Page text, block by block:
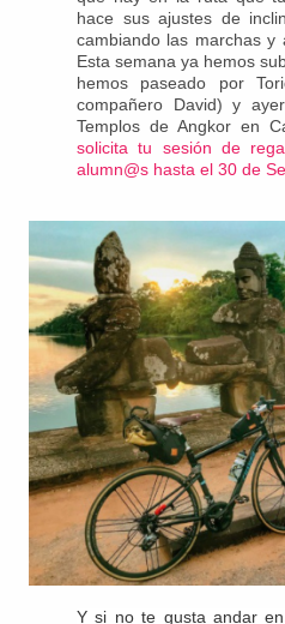
hace sus ajustes de
cambiando las marchas y
Esta semana ya hemos
hemos paseado por
compañero David) y
Templos de Angkor en
solicita tu sesión de
alumn@s hasta el 30 de
Y si no te gusta andar